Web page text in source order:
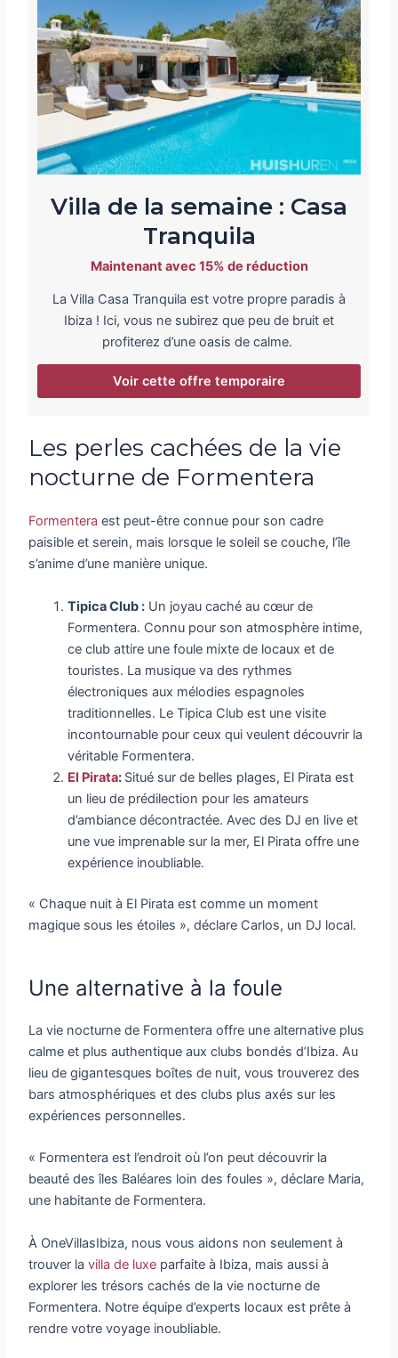
Villa de la semaine : Casa
Tranquila
Maintenant avec 15% de réduction
La Villa Casa Tranquila est votre propre paradis à
Ibiza ! Ici, vous ne subirez que peu de bruit et
profiterez d’une oasis de calme.
Voir cette offre temporaire
Les perles cachées de la vie
nocturne de Formentera
Formentera est peut-être connue pour son cadre
paisible et serein, mais lorsque le soleil se couche, l’île
s’anime d’une manière unique.
Tipica Club : Un joyau caché au cœur de
Formentera. Connu pour son atmosphère intime,
ce club attire une foule mixte de locaux et de
touristes. La musique va des rythmes
électroniques aux mélodies espagnoles
traditionnelles. Le Tipica Club est une visite
incontournable pour ceux qui veulent découvrir la
véritable Formentera.
El Pirata: Situé sur de belles plages, El Pirata est
un lieu de prédilection pour les amateurs
d’ambiance décontractée. Avec des DJ en live et
une vue imprenable sur la mer, El Pirata offre une
expérience inoubliable.
« Chaque nuit à El Pirata est comme un moment
magique sous les étoiles », déclare Carlos, un DJ local.
Une alternative à la foule
La vie nocturne de Formentera offre une alternative plus
calme et plus authentique aux clubs bondés d’Ibiza. Au
lieu de gigantesques boîtes de nuit, vous trouverez des
bars atmosphériques et des clubs plus axés sur les
expériences personnelles.
« Formentera est l’endroit où l’on peut découvrir la
beauté des îles Baléares loin des foules », déclare Maria,
une habitante de Formentera.
À OneVillasIbiza, nous vous aidons non seulement à
trouver lavilla de luxe parfaite à Ibiza, mais aussi à
explorer les trésors cachés de la vie nocturne de
Formentera. Notre équipe d’experts locaux est prête à
rendre votre voyage inoubliable.